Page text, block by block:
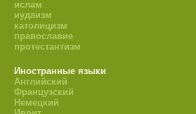
ислам
иудаизм
католицизм
православие
протестантизм
Иностранные языки
Английский
Французский
Немецкий